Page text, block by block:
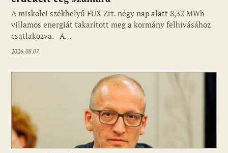
A miskolci székhelyű FUX Zrt. négy nap alatt 8,32 MWh
villamos energiát takarított meg a kormány felhívásához
csatlakozva. A…
2026.08.07.